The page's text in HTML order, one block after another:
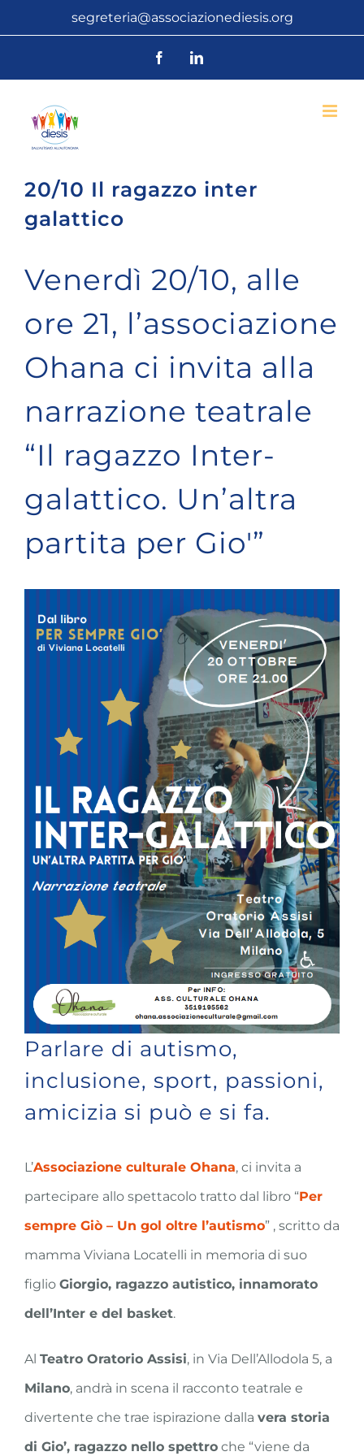
segreteria@associazionediesis.org
FacebookLinkedIn
20/10 Il ragazzo inter
galattico
Venerdì 20/10, alle
ore 21, l’associazione
Ohana ci invita alla
narrazione teatrale
“Il ragazzo Inter-
galattico. Un’altra
partita per Gio'”
Parlare di autismo,
inclusione, sport, passioni,
amicizia si può e si fa.
L’Associazione culturale Ohana, ci invita a
partecipare allo spettacolo tratto dal libro “Per
sempre Giò – Un gol oltre l’autismo” , scritto da
mamma Viviana Locatelli in memoria di suo
figlio Giorgio, ragazzo autistico, innamorato
dell’Inter e del basket.
Al Teatro Oratorio Assisi, in Via Dell’Allodola 5, a
Milano, andrà in scena il racconto teatrale e
divertente che trae ispirazione dalla vera storia
di Gio’, ragazzo nello spettro che “viene da